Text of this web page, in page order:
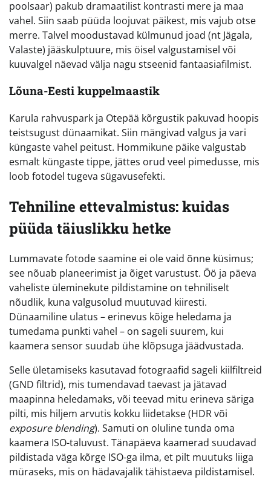
poolsaar) pakub dramaatilist kontrasti mere ja maa
vahel. Siin saab püüda loojuvat päikest, mis vajub otse
merre. Talvel moodustavad külmunud joad (nt Jägala,
Valaste) jääskulptuure, mis öisel valgustamisel või
kuuvalgel näevad välja nagu stseenid fantaasiafilmist.
Lõuna-Eesti kuppelmaastik
Karula rahvuspark ja Otepää kõrgustik pakuvad hoopis
teistsugust dünaamikat. Siin mängivad valgus ja vari
küngaste vahel peitust. Hommikune päike valgustab
esmalt küngaste tippe, jättes orud veel pimedusse, mis
loob fotodel tugeva sügavusefekti.
Tehniline ettevalmistus: kuidas
püüda täiuslikku hetke
Lummavate fotode saamine ei ole vaid õnne küsimus;
see nõuab planeerimist ja õiget varustust. Öö ja päeva
vaheliste üleminekute pildistamine on tehniliselt
nõudlik, kuna valgusolud muutuvad kiiresti.
Dünaamiline ulatus – erinevus kõige heledama ja
tumedama punkti vahel – on sageli suurem, kui
kaamera sensor suudab ühe klõpsuga jäädvustada.
Selle ületamiseks kasutavad fotograafid sageli kiilfiltreid
(GND filtrid), mis tumendavad taevast ja jätavad
maapinna heledamaks, või teevad mitu erineva säriga
pilti, mis hiljem arvutis kokku liidetakse (HDR või
exposure blending). Samuti on oluline tunda oma
kaamera ISO-taluvust. Tänapäeva kaamerad suudavad
pildistada väga kõrge ISO-ga ilma, et pilt muutuks liiga
müraseks, mis on hädavajalik tähistaeva pildistamisel.